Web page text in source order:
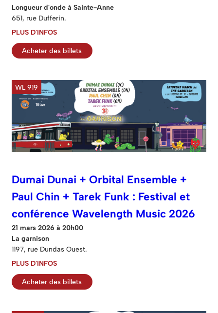
Longueur d'onde à Sainte-Anne
651, rue Dufferin.
PLUS D'INFOS
Acheter des billets
WL 919
Dumai Dunai + Orbital Ensemble +
Paul Chin + Tarek Funk : Festival et
conférence Wavelength Music 2026
21 mars 2026 à 20h00
La garnison
1197, rue Dundas Ouest.
PLUS D'INFOS
Acheter des billets